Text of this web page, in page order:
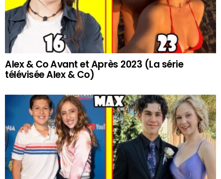
Alex & Co Avant et Après 2023 (La série
télévisée Alex & Co)